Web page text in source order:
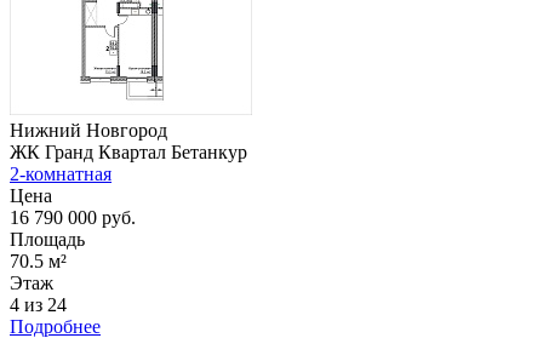
Нижний Новгород
ЖК Гранд Квартал Бетанкур
2-комнатная
Цена
16 790 000 руб.
Площадь
70.5 м²
Этаж
4 из 24
Подробнее